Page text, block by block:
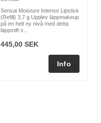
Sensai Moisture Intense Lipstick
(Refill) 3,7 g Upplev läppmakeup
på en helt ny nivå med detta
läppstift s...
445,00 SEK